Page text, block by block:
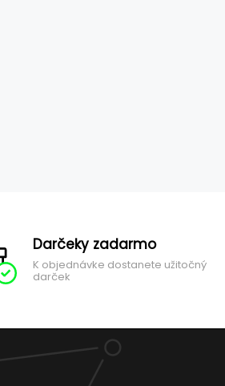
Darčeky zadarmo
K objednávke dostanete užitočný
darček